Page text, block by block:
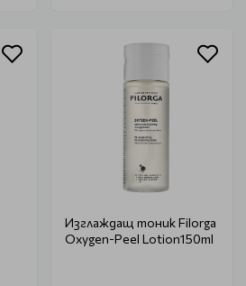
Изглаждащ тоник Filorga
Oxygen-Peel Lotion150ml